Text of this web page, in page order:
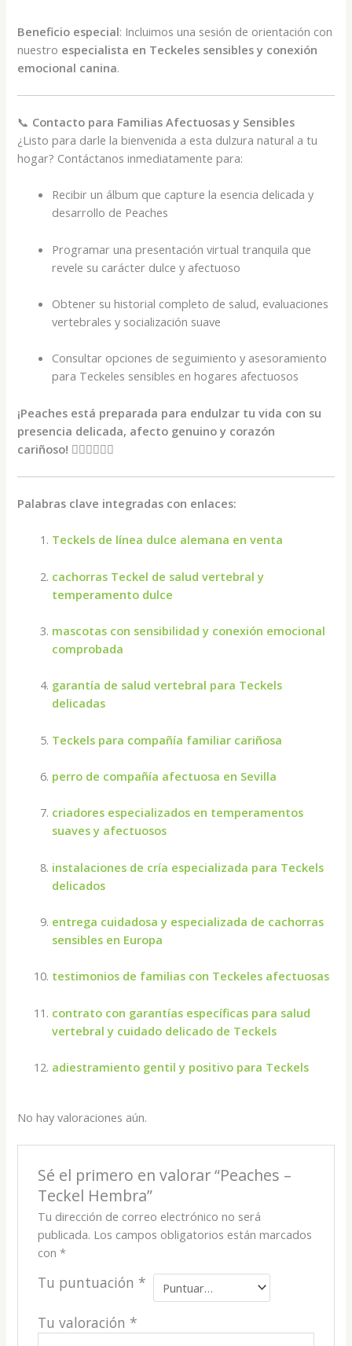
Beneficio especial: Incluimos una sesión de orientación con
nuestro especialista en Teckeles sensibles y conexión
emocional canina.
📞 Contacto para Familias Afectuosas y Sensibles
¿Listo para darle la bienvenida a esta dulzura natural a tu
hogar? Contáctanos inmediatamente para:
Recibir un álbum que capture la esencia delicada y
desarrollo de Peaches
Programar una presentación virtual tranquila que
revele su carácter dulce y afectuoso
Obtener su historial completo de salud, evaluaciones
vertebrales y socialización suave
Consultar opciones de seguimiento y asesoramiento
para Teckeles sensibles en hogares afectuosos
¡Peaches está preparada para endulzar tu vida con su
presencia delicada, afecto genuino y corazón
cariñoso! 🐕‍🦺🍑💖🇩🇪
Palabras clave integradas con enlaces:
Teckels de línea dulce alemana en venta
cachorras Teckel de salud vertebral y
temperamento dulce
mascotas con sensibilidad y conexión emocional
comprobada
garantía de salud vertebral para Teckels
delicadas
Teckels para compañía familiar cariñosa
perro de compañía afectuosa en Sevilla
criadores especializados en temperamentos
suaves y afectuosos
instalaciones de cría especializada para Teckels
delicados
entrega cuidadosa y especializada de cachorras
sensibles en Europa
testimonios de familias con Teckeles afectuosas
contrato con garantías específicas para salud
vertebral y cuidado delicado de Teckels
adiestramiento gentil y positivo para Teckels
No hay valoraciones aún.
Sé el primero en valorar “Peaches –
Teckel Hembra”
Tu dirección de correo electrónico no será
publicada. Los campos obligatorios están marcados
con *
Tu puntuación *
Tu valoración *